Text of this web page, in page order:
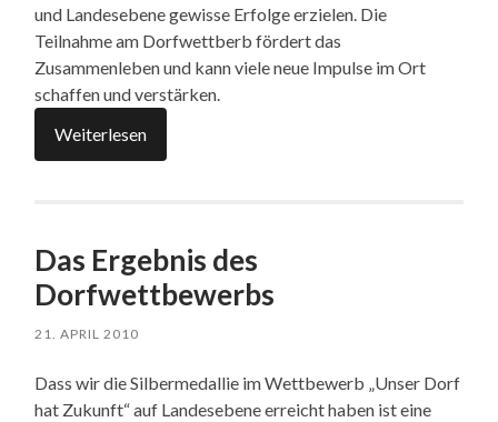
und Landesebene gewisse Erfolge erzielen. Die
Teilnahme am Dorfwettberb fördert das
Zusammenleben und kann viele neue Impulse im Ort
schaffen und verstärken.
Weiterlesen
Das Ergebnis des
Dorfwettbewerbs
21. APRIL 2010
Dass wir die Silbermedallie im Wettbewerb „Unser Dorf
hat Zukunft“ auf Landesebene erreicht haben ist eine